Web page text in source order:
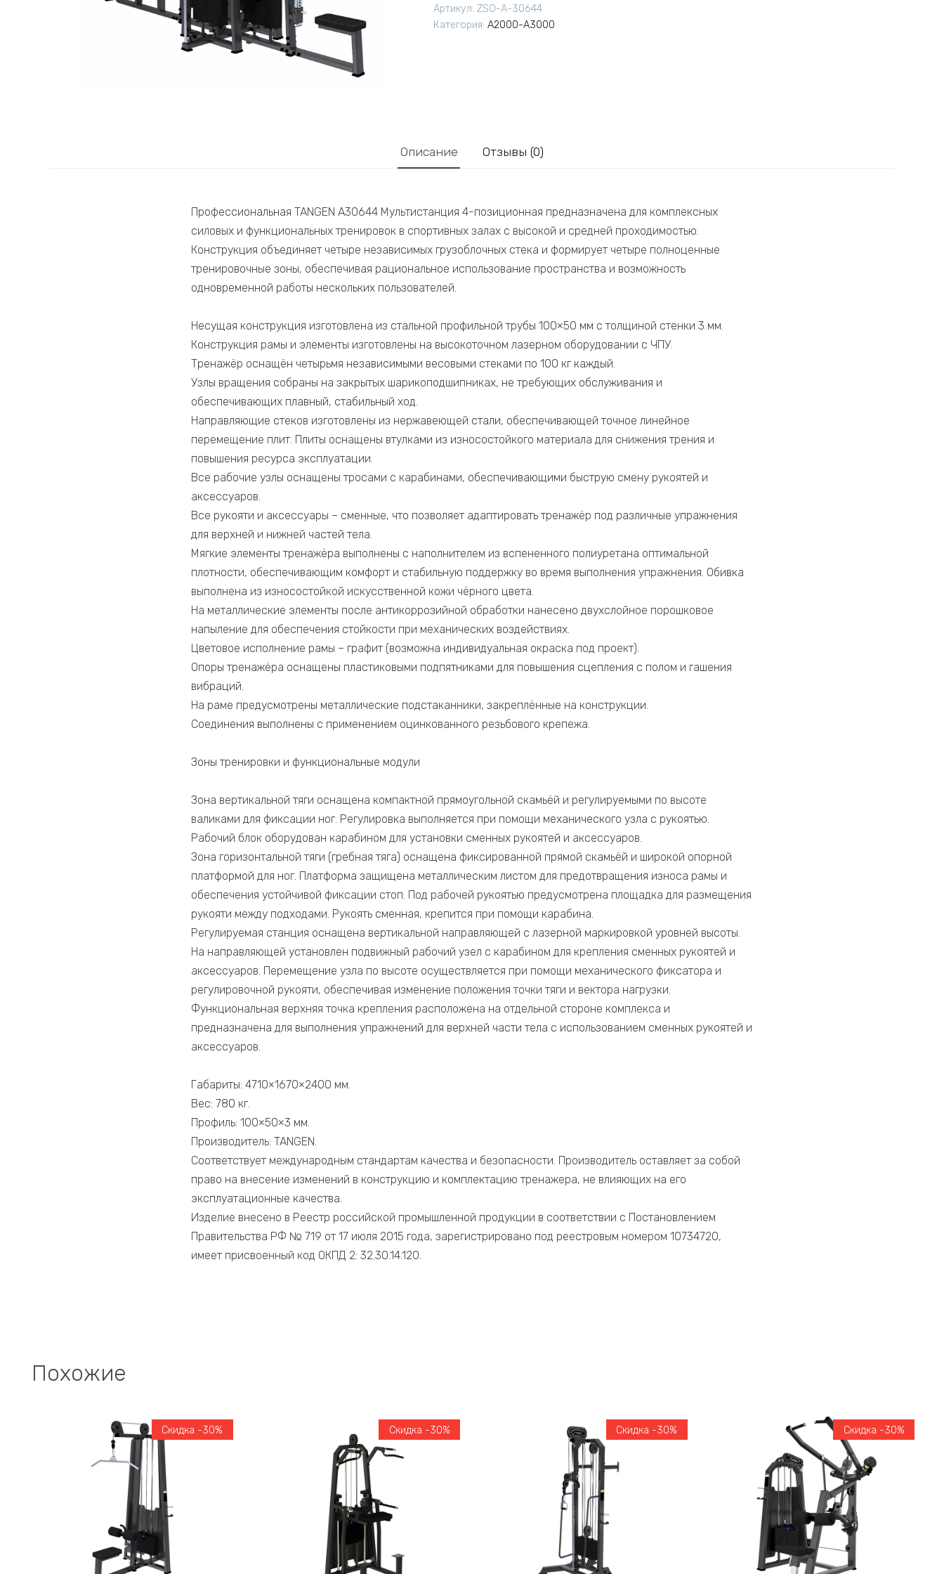
Артикул: ZSO-A-30644
Категория: A2000-A3000
Описание Отзывы (0)
Профессиональная TANGEN A30644 Мультистанция 4-позиционная предназначена для комплексных
силовых и функциональных тренировок в спортивных залах с высокой и средней проходимостью.
Конструкция объединяет четыре независимых грузоблочных стека и формирует четыре полноценные
тренировочные зоны, обеспечивая рациональное использование пространства и возможность
одновременной работы нескольких пользователей.
Несущая конструкция изготовлена из стальной профильной трубы 100×50 мм с толщиной стенки 3 мм.
Конструкция рамы и элементы изготовлены на высокоточном лазерном оборудовании с ЧПУ.
Тренажёр оснащён четырьмя независимыми весовыми стеками по 100 кг каждый.
Узлы вращения собраны на закрытых шарикоподшипниках, не требующих обслуживания и
обеспечивающих плавный, стабильный ход.
Направляющие стеков изготовлены из нержавеющей стали, обеспечивающей точное линейное
перемещение плит. Плиты оснащены втулками из износостойкого материала для снижения трения и
повышения ресурса эксплуатации.
Все рабочие узлы оснащены тросами с карабинами, обеспечивающими быструю смену рукоятей и
аксессуаров.
Все рукояти и аксессуары – сменные, что позволяет адаптировать тренажёр под различные упражнения
для верхней и нижней частей тела.
Мягкие элементы тренажёра выполнены с наполнителем из вспененного полиуретана оптимальной
плотности, обеспечивающим комфорт и стабильную поддержку во время выполнения упражнения. Обивка
выполнена из износостойкой искусственной кожи чёрного цвета.
На металлические элементы после антикоррозийной обработки нанесено двухслойное порошковое
напыление для обеспечения стойкости при механических воздействиях.
Цветовое исполнение рамы – графит (возможна индивидуальная окраска под проект).
Опоры тренажёра оснащены пластиковыми подпятниками для повышения сцепления с полом и гашения
вибраций.
На раме предусмотрены металлические подстаканники, закреплённые на конструкции.
Соединения выполнены с применением оцинкованного резьбового крепежа.
Зоны тренировки и функциональные модули
Зона вертикальной тяги оснащена компактной прямоугольной скамьёй и регулируемыми по высоте
валиками для фиксации ног. Регулировка выполняется при помощи механического узла с рукоятью.
Рабочий блок оборудован карабином для установки сменных рукоятей и аксессуаров.
Зона горизонтальной тяги (гребная тяга) оснащена фиксированной прямой скамьёй и широкой опорной
платформой для ног. Платформа защищена металлическим листом для предотвращения износа рамы и
обеспечения устойчивой фиксации стоп. Под рабочей рукоятью предусмотрена площадка для размещения
рукояти между подходами. Рукоять сменная, крепится при помощи карабина.
Регулируемая станция оснащена вертикальной направляющей с лазерной маркировкой уровней высоты.
На направляющей установлен подвижный рабочий узел с карабином для крепления сменных рукоятей и
аксессуаров. Перемещение узла по высоте осуществляется при помощи механического фиксатора и
регулировочной рукояти, обеспечивая изменение положения точки тяги и вектора нагрузки.
Функциональная верхняя точка крепления расположена на отдельной стороне комплекса и
предназначена для выполнения упражнений для верхней части тела с использованием сменных рукоятей и
аксессуаров.
Габариты: 4710×1670×2400 мм.
Вес: 780 кг.
Профиль: 100×50×3 мм.
Производитель: TANGEN.
Соответствует международным стандартам качества и безопасности. Производитель оставляет за собой
право на внесение изменений в конструкцию и комплектацию тренажера, не влияющих на его
эксплуатационные качества.
Изделие внесено в Реестр российской промышленной продукции в соответствии с Постановлением
Правительства РФ № 719 от 17 июля 2015 года, зарегистрировано под реестровым номером 10734720,
имеет присвоенный код ОКПД 2: 32.30.14.120.
Похожие
Скидка -30% Скидка -30% Скидка -30% Скидка -30%